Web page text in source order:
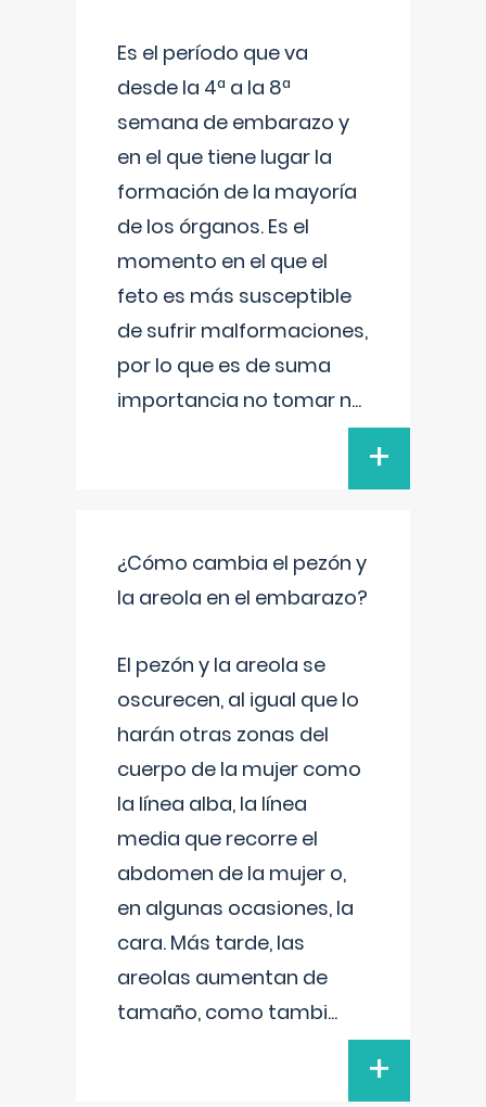
Es el período que va
desde la 4ª a la 8ª
semana de embarazo y
en el que tiene lugar la
formación de la mayoría
de los órganos. Es el
momento en el que el
feto es más susceptible
de sufrir malformaciones,
por lo que es de suma
importancia no tomar n...
+
¿Cómo cambia el pezón y
la areola en el embarazo?
El pezón y la areola se
oscurecen, al igual que lo
harán otras zonas del
cuerpo de la mujer como
la línea alba, la línea
media que recorre el
abdomen de la mujer o,
en algunas ocasiones, la
cara. Más tarde, las
areolas aumentan de
tamaño, como tambi...
+